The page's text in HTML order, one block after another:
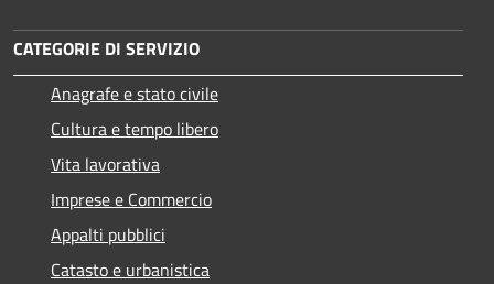
CATEGORIE DI SERVIZIO
Anagrafe e stato civile
Cultura e tempo libero
Vita lavorativa
Imprese e Commercio
Appalti pubblici
Catasto e urbanistica